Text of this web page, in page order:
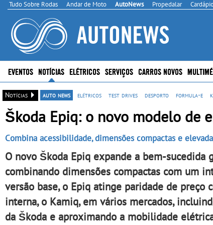
Tudo Sobre Rodas Andar de Moto AutoNews Propedalar
EVENTOS NOTÍCIAS ELÉTRICOS SERVIÇOS CARROS NOVOS
Notícias auto news elétricos test drives desporto formula-e
Škoda Epiq: o novo modelo de
Combina acessibilidade, dimensões compactas e
O novo Škoda Epiq expande a bem-
combinando dimensões compactas com um
versão base, o Epiq atinge paridade de
interna, o Kamiq, em vários mercados,
da Škoda e aproximando a mobilidade